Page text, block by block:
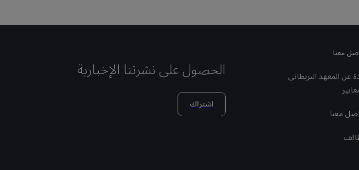
معنا
عن المعهد البريطاني
معنا
الحصول على نشرتنا الإخبارية
اشتراك